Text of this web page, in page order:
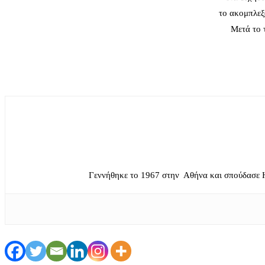
το
Μετά το
Γεννήθηκε το 1967 στην Αθήνα και σπούδασε